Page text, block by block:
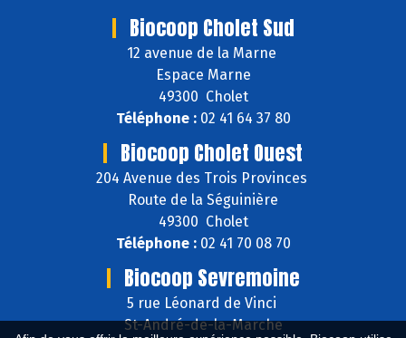
Biocoop Cholet Sud
12 avenue de la Marne
Espace Marne
49300 Cholet
Téléphone :02 41 64 37 80
Biocoop Cholet Ouest
204 Avenue des Trois Provinces
Route de la Séguinière
49300 Cholet
Téléphone :02 41 70 08 70
Biocoop Sevremoine
5 rue Léonard de Vinci
St-André-de-la-Marche